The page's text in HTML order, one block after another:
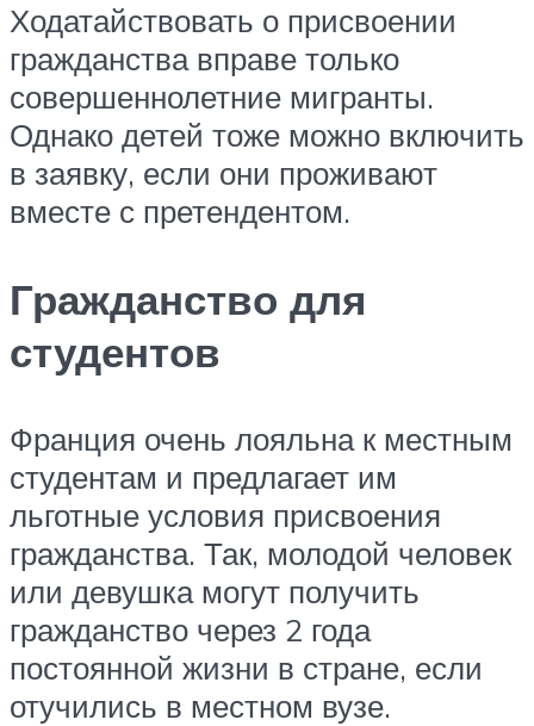
Ходатайствовать о присвоении
гражданства вправе только
совершеннолетние мигранты.
Однако детей тоже можно включить
в заявку, если они проживают
вместе с претендентом.
Гражданство для
студентов
Франция очень лояльна к местным
студентам и предлагает им
льготные условия присвоения
гражданства. Так, молодой человек
или девушка могут получить
гражданство через 2 года
постоянной жизни в стране, если
отучились в местном вузе.